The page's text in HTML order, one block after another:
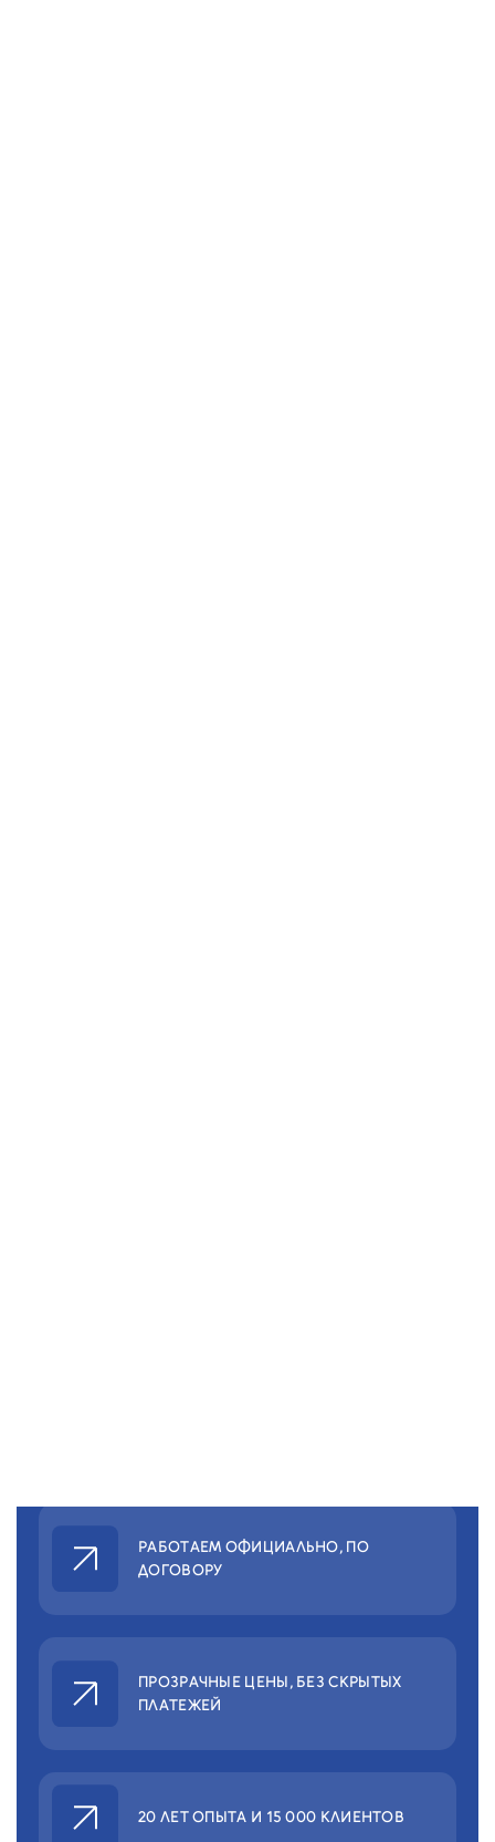
РАБОТАЕМ ОФИЦИАЛЬНО, ПО
ДОГОВОРУ
ПРОЗРАЧНЫЕ ЦЕНЫ,БЕЗ СКРЫТЫХ
ПЛАТЕЖЕЙ
20 ЛЕТ ОПЫТА И 15 000 КЛИЕНТОВ